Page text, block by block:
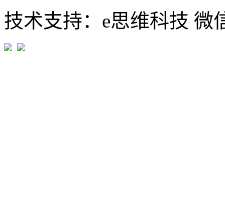
技术支持：e思维科技 微